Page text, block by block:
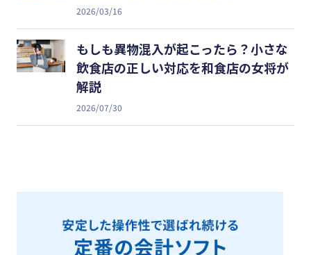
2026/03/16
もしも異物混入が起こったら？小さな
飲食店の正しい対応を和食店の女将が
解説
2026/07/30